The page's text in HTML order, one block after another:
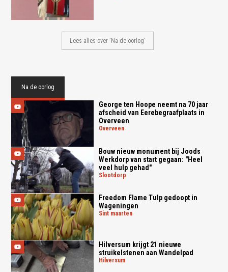
Lees alles over 'Na de oorlog'
Na de oorlog
George ten Hoope neemt na 70 jaar
afscheid van Eerebegraafplaats in
Overveen
overveen
Bouw nieuw monument bij Joods
Werkdorp van start gegaan: "Heel
veel hulp gehad"
slootdorp
Freedom Flame Tulp gedoopt in
Wageningen
sint maarten
Hilversum krijgt 21 nieuwe
struikelstenen aan Wandelpad
hilversum